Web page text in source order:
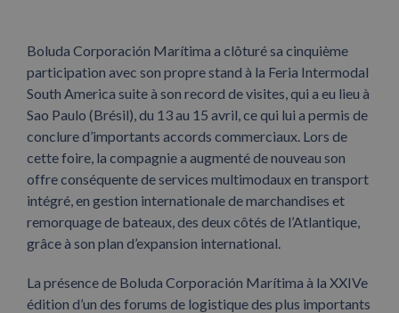
Boluda Corporación Marítima a clôturé sa cinquième
participation avec son propre stand à la Feria Intermodal
South America suite à son record de visites, qui a eu lieu à
Sao Paulo (Brésil), du 13 au 15 avril, ce qui lui a permis de
conclure d’importants accords commerciaux. Lors de
cette foire, la compagnie a augmenté de nouveau son
offre conséquente de services multimodaux en transport
intégré, en gestion internationale de marchandises et
remorquage de bateaux, des deux côtés de l’Atlantique,
grâce à son plan d’expansion international.
La présence de Boluda Corporación Marítima à la XXIVe
édition d’un des forums de logistique des plus importants